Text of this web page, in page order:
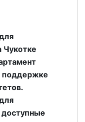
Чукотке
поддержке